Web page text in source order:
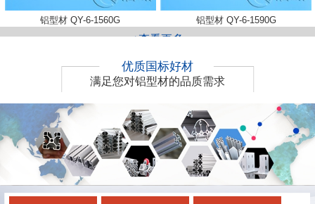
铝型材 QY-6-1560G 铝型材 QY-6-1590G
+查看更多
优质国标好材
满足您对铝型材的品质需求